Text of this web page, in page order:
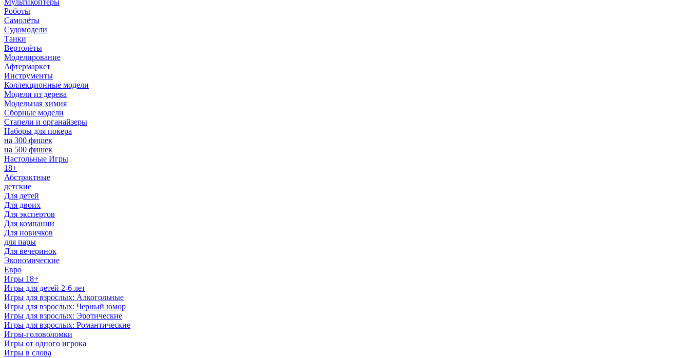
Мультикоптеры
Роботы
Самолёты
Судомодели
Танки
Вертолёты
Моделирование
Афтермаркет
Инструменты
Коллекционные модели
Модели из дерева
Модельная химия
Сборные модели
Стапели и органайзеры
Наборы для покера
на 300 фишек
на 500 фишек
Настольные Игры
18+
Абстрактные
детские
Для детей
Для двоих
Для экспертов
Для компании
Для новичков
для пары
Для вечеринок
Экономические
Евро
Игры 18+
Игры для детей 2-6 лет
Игры для взрослых: Алкогольные
Игры для взрослых: Черный юмор
Игры для взрослых: Эротические
Игры для взрослых: Романтические
Игры-головоломки
Игры от одного игрока
Игры в слова